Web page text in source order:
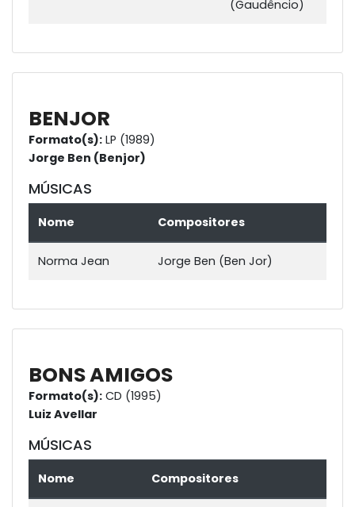
(Gaudêncio)
BENJOR
Formato(s): LP (1989)
Jorge Ben (Benjor)
MÚSICAS
Nome Compositores
Norma Jean Jorge Ben (Ben Jor)
BONS AMIGOS
Formato(s): CD (1995)
Luiz Avellar
MÚSICAS
Nome Compositores